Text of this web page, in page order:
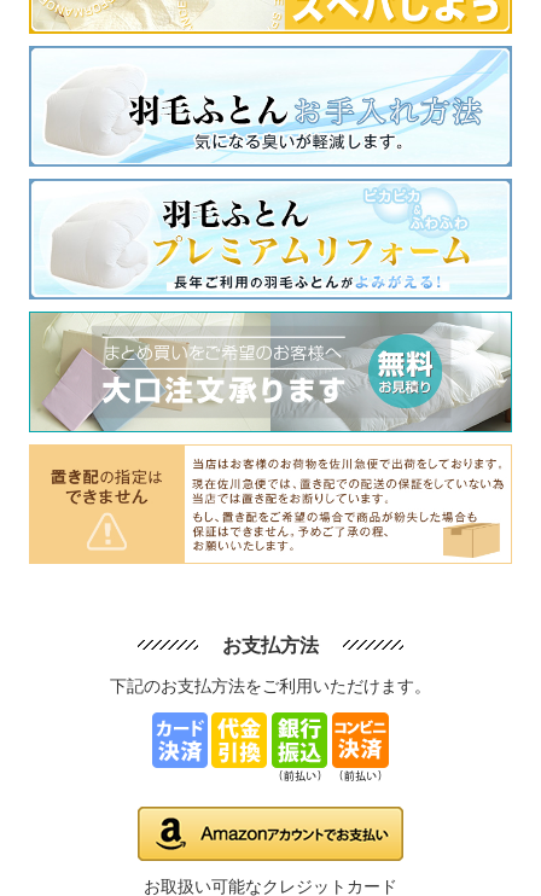
お支払方法
下記のお支払方法をご利用いただけます。
お取扱い可能なクレジットカード